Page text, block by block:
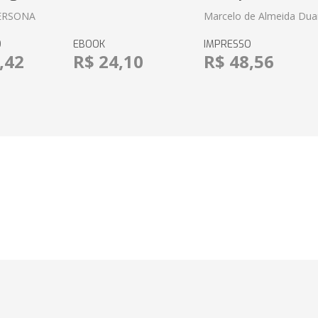
EBOOK
R$ 24,10
Marcelo de Almeida
IMPRESSO
R$ 48,56